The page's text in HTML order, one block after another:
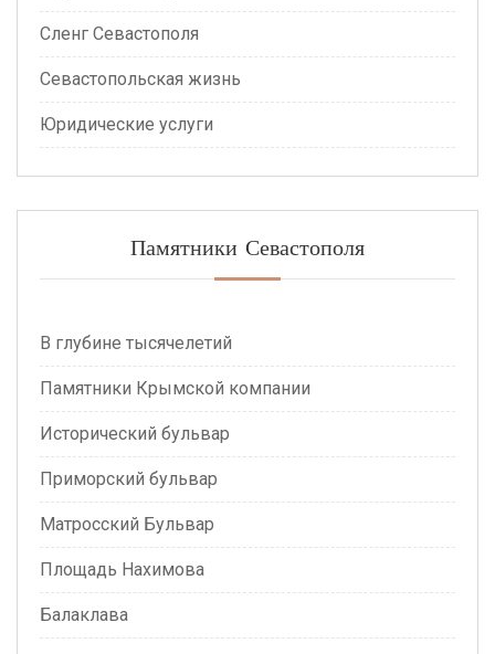
Сленг Севастополя
Севастопольская жизнь
Юридические услуги
Памятники Севастополя
В глубине тысячелетий
Памятники Крымской компании
Исторический бульвар
Приморский бульвар
Матросский Бульвар
Площадь Нахимова
Балаклава